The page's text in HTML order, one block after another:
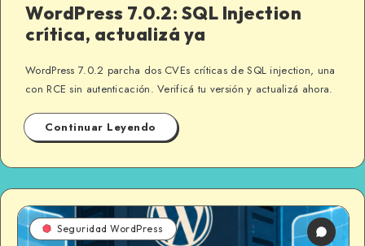
WordPress 7.0.2: SQL Injection
crítica, actualizá ya
WordPress 7.0.2 parcha dos CVEs críticas de SQL injection, una
con RCE sin autenticación. Verificá tu versión y actualizá ahora.
Continuar Leyendo
Seguridad WordPress